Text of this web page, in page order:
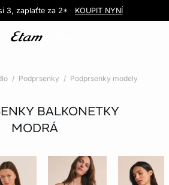
do obchodu zdarma!
3, zaplaťte za 2* KOUPIT NYNÍ
+ kalhotky za 999 KčKOUPIT NYNÍ
Podprsenky Podprsenky modely
BALKONETKY
MODRÁ